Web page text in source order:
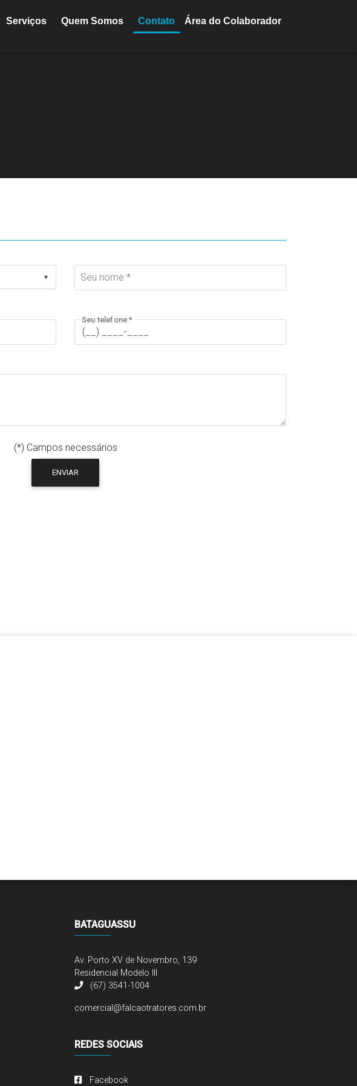
Serviços Quem Somos Contato Área do Colaborador
▼ Seu nome *
Seu telefone *
(*) Campos necessários
ENVIAR
BATAGUASSU
Av. Porto XV de Novembro, 139
Residencial Modelo III
(67) 3541-1004
comercial@falcaotratores.com.br
REDES SOCIAIS
Facebook